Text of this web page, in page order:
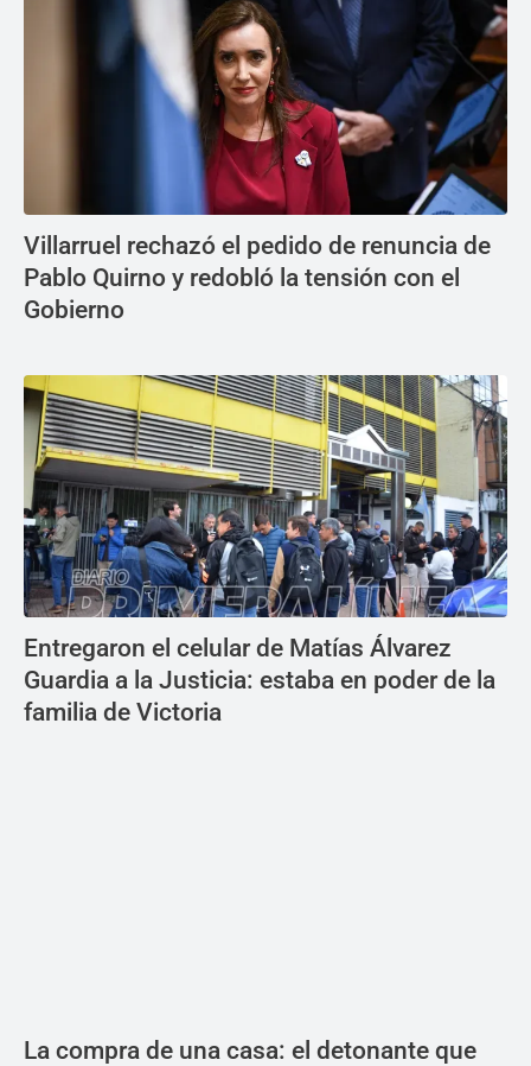
Villarruel rechazó el pedido de renuncia de
Pablo Quirno y redobló la tensión con el
Gobierno
Entregaron el celular de Matías Álvarez
Guardia a la Justicia: estaba en poder de la
familia de Victoria
La compra de una casa: el detonante que